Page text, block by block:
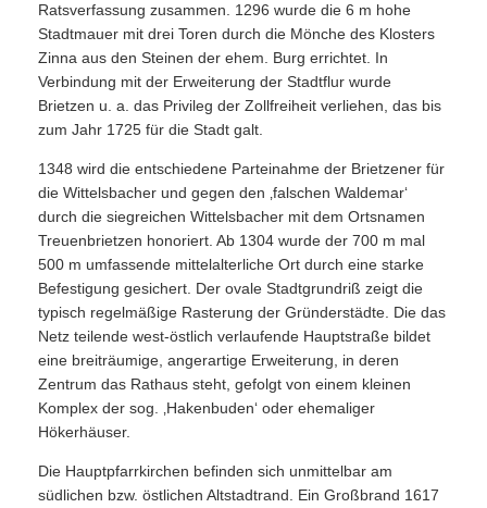
Ratsverfassung zusammen. 1296 wurde die 6 m hohe
Stadtmauer mit drei Toren durch die Mönche des Klosters
Zinna aus den Steinen der ehem. Burg errichtet. In
Verbindung mit der Erweiterung der Stadtflur wurde
Brietzen u. a. das Privileg der Zollfreiheit verliehen, das bis
zum Jahr 1725 für die Stadt galt.
1348 wird die entschiedene Parteinahme der Brietzener für
die Wittelsbacher und gegen den ‚falschen Waldemar‘
durch die siegreichen Wittelsbacher mit dem Ortsnamen
Treuenbrietzen honoriert. Ab 1304 wurde der 700 m mal
500 m umfassende mittelalterliche Ort durch eine starke
Befestigung gesichert. Der ovale Stadtgrundriß zeigt die
typisch regelmäßige Rasterung der Gründerstädte. Die das
Netz teilende west-östlich verlaufende Hauptstraße bildet
eine breiträumige, angerartige Erweiterung, in deren
Zentrum das Rathaus steht, gefolgt von einem kleinen
Komplex der sog. ‚Hakenbuden‘ oder ehemaliger
Hökerhäuser.
Die Hauptpfarrkirchen befinden sich unmittelbar am
südlichen bzw. östlichen Altstadtrand. Ein Großbrand 1617